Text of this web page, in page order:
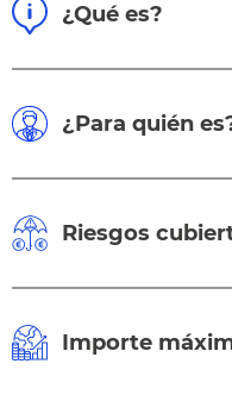
¿Qué es?
¿Para quién
Riesgos
Importe